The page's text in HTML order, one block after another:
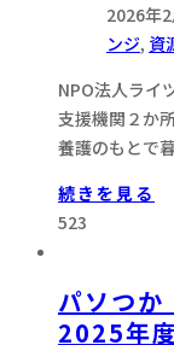
2026年
ンジ, 資
NPO法人ライ
支援機関２か
養護のもとで
続きを見る
523
パソつか
2025年